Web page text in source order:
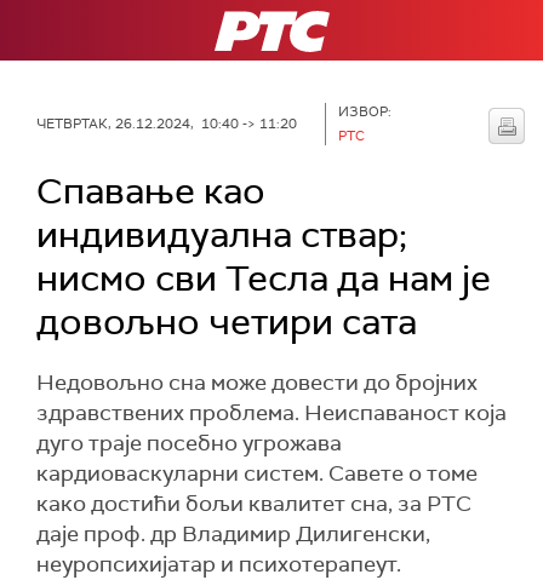
РТС
ЧЕТВРТАК, 26.12.2024, 10:40 -> 11:20
ИЗВОР:
РТС
Спавање као
индивидуална ствар;
нисмо сви Тесла да нам је
довољно четири сата
Недовољно сна може довести до бројних
здравствених проблема. Неиспаваност која
дуго траје посебно угрожава
кардиоваскуларни систем. Савете о томе
како достићи бољи квалитет сна, за РТС
даје проф. др Владимир Дилигенски,
неуропсихијатар и психотерапеут.